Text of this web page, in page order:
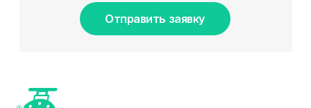
Отправить заявку